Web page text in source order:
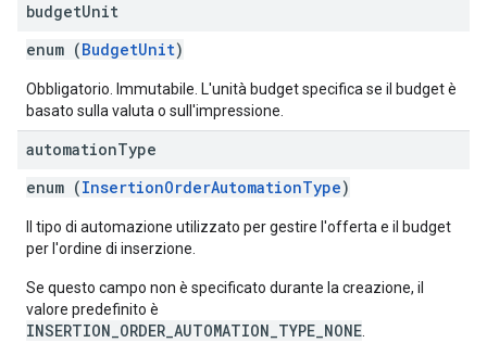
budgetUnit
enum (BudgetUnit)
Obbligatorio. Immutabile. L'unità budget specifica se il budget è
basato sulla valuta o sull'impressione.
automationType
enum (InsertionOrderAutomationType)
Il tipo di automazione utilizzato per gestire l'offerta e il budget
per l'ordine di inserzione.
Se questo campo non è specificato durante la creazione, il
valore predefinito è
INSERTION_ORDER_AUTOMATION_TYPE_NONE